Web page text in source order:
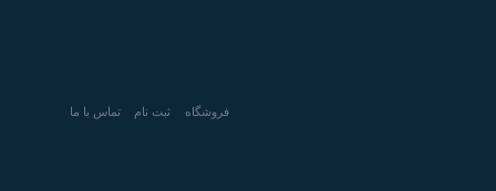
فروشگاه ثبت نام تماس با ما